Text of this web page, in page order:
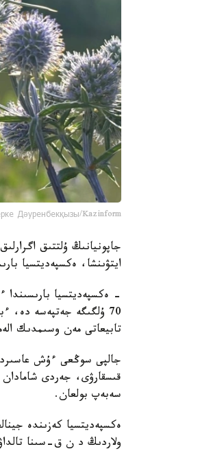
Дәуренбекқызы/Kazinform
ايتۋىنشا، ەكسپەديتسيا
70 ۇلگىگە جەتپەسە دە،
تابيعاتى مەن وسىمدىك
قىسقارۋى، جەردى شامادان
سەبەپ بولعان.
ەكسپەديتسيا كەزىندە
ولاردىڭ د ن ق-سىنا